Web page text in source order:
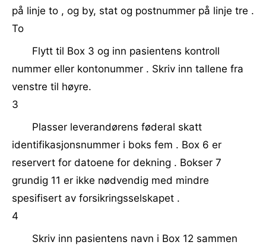
på linje to , og by, stat og postnummer på linje tre .
To
Flytt til Box 3 og inn pasientens kontroll
nummer eller kontonummer . Skriv inn tallene fra
venstre til høyre.
3
Plasser leverandørens føderal skatt
identifikasjonsnummer i boks fem . Box 6 er
reservert for datoene for dekning . Bokser 7
grundig 11 er ikke nødvendig med mindre
spesifisert av forsikringsselskapet .
4
Skriv inn pasientens navn i Box 12 sammen